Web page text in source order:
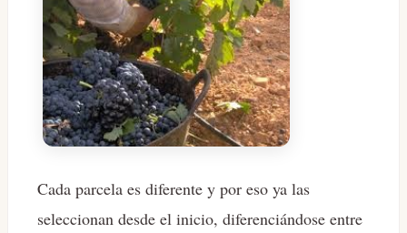
Cada parcela es diferente y por eso ya las
seleccionan desde el inicio, diferenciándose entre